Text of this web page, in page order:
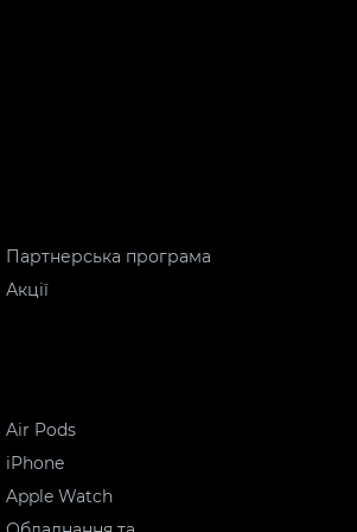
Партнерська програма
Акції
Air Pods
iPhone
Apple Watch